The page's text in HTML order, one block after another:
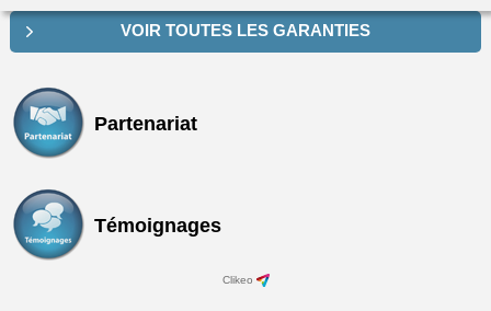
VOIR TOUTES LES GARANTIES
Partenariat
Témoignages
Clikeo